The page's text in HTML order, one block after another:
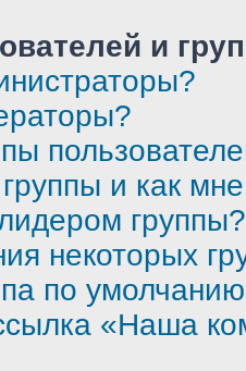
и
и как
группы?
некоторых
по
«Наша